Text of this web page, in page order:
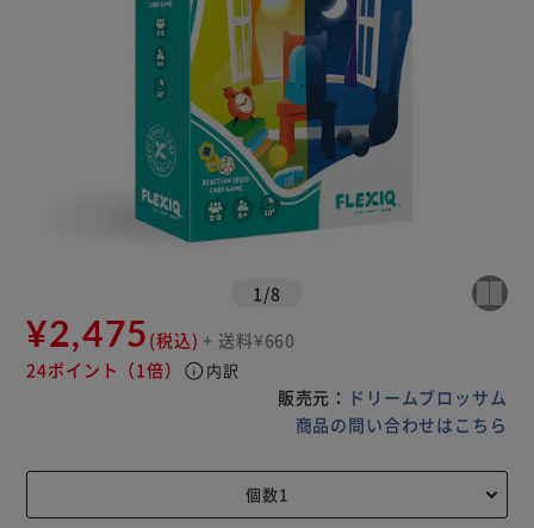
1 /8
¥2,475 (税込) + 送料¥660
24ポイント （1倍） info 内訳
販売元： ドリームブロッサム
商品の問い合わせはこちら